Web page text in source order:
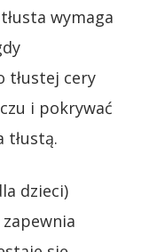
wymaga
tłustej cery
i pokrywać
tłustą.
dzieci)